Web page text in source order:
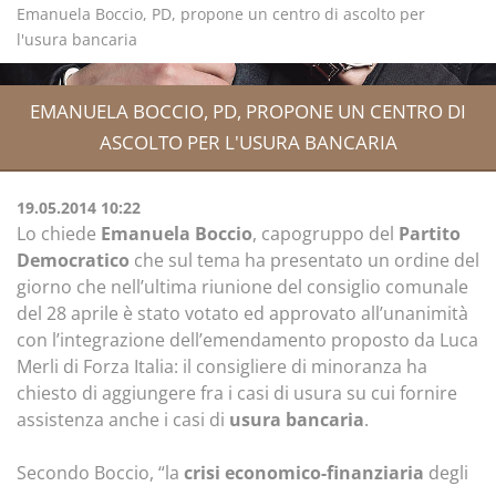
Emanuela Boccio, PD, propone un centro di ascolto per
l'usura bancaria
EMANUELA BOCCIO, PD, PROPONE UN CENTRO DI
ASCOLTO PER L'USURA BANCARIA
19.05.2014 10:22
Lo chiede Emanuela Boccio, capogruppo del Partito
Democratico che sul tema ha presentato un ordine del
giorno che nell’ultima riunione del consiglio comunale
del 28 aprile è stato votato ed approvato all’unanimità
con l’integrazione dell’emendamento proposto da Luca
Merli di Forza Italia: il consigliere di minoranza ha
chiesto di aggiungere fra i casi di usura su cui fornire
assistenza anche i casi di usura bancaria.
Secondo Boccio, “la crisi economico-finanziaria degli